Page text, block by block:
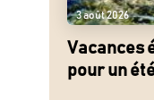
3 août 2026
Vacances
pour un